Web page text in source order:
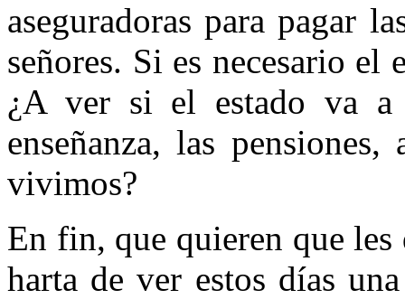
aseguradoras para pagar
señores. Si es necesario el
¿A ver si el estado va a
enseñanza, las
vivimos?
En fin, que quieren que
harta de ver estos días